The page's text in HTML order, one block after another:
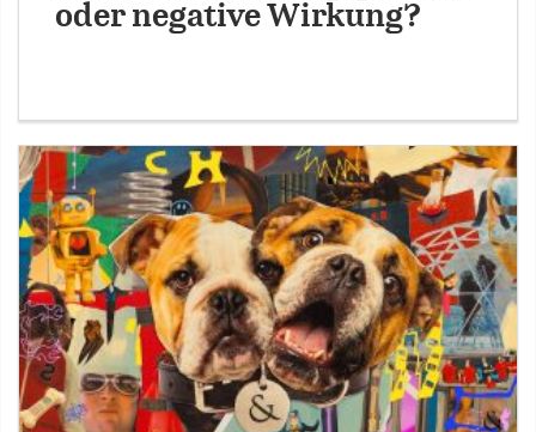
oder negative Wirkung?